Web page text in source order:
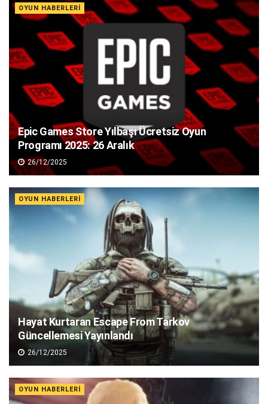
OYUN HABERLERI
Epic Games Store Yılbaşı Ücretsiz Oyun
Programı 2025: 26 Aralık
26/12/2025
OYUN HABERLERI
Hayat Kurtaran Escape From Tarkov
Güncellemesi Yayınlandı
26/12/2025
OYUN HABERLERI